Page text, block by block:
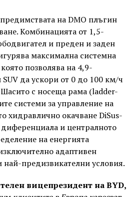
на DMO плъгин
Комбинацията от 1,5-
и преден и заден
максимална системна
позволява на 4,9-
да ускори от 0 до 100 км/ч
с носеща рама (ladder-
системи за управление на
хидравлично окачване DiSus-
и централното
на енергията
адаптивен
предизвикателни условия.
вицепрезидент на BYD,